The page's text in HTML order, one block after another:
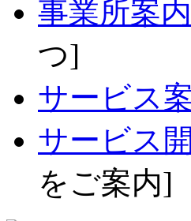
事業所案内
つ]
サービス
サービス
をご案内]